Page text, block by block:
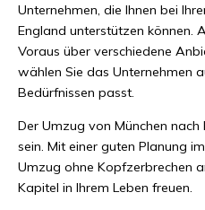
Unternehmen, die Ihnen bei
England unterstützen können.
Voraus über verschiedene
wählen Sie das Unternehmen
Bedürfnissen passt.
Der Umzug von München
sein. Mit einer guten Planung
Umzug ohne Kopfzerbrechen
Kapitel in Ihrem Leben freuen.